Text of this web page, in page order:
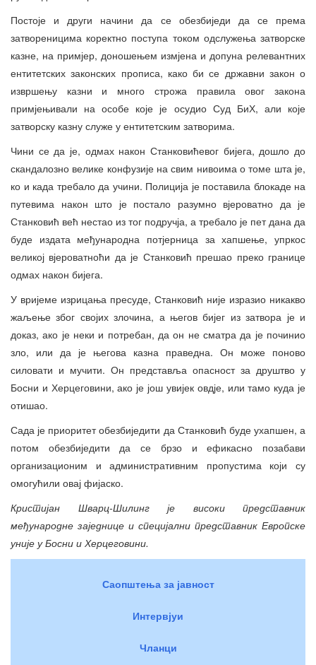
Постоје и други начини да се обезбиједи да се према
затвореницима коректно поступа током одслужења затворске
казне, на примјер, доношењем измјена и допуна релевантних
ентитетских законских прописа, како би се државни закон о
извршењу казни и много строжа правила овог закона
примјењивали на особе које је осудио Суд БиХ, али које
затворску казну служе у ентитетским затворима.
Чини се да је, одмах након Станковићевог бијега, дошло до
скандалозно велике конфузије на свим нивоима о томе шта је,
ко и када требало да учини. Полиција је поставила блокаде на
путевима након што је постало разумно вјероватно да је
Станковић већ нестао из тог подручја, а требало је пет дана да
буде издата међународна потјерница за хапшење, упркос
великој вјероватноћи да је Станковић прешао преко границе
одмах након бијега.
У вријеме изрицања пресуде, Станковић није изразио никакво
жаљење због својих злочина, а његов бијег из затвора је и
доказ, ако је неки и потребан, да он не сматра да је починио
зло, или да је његова казна праведна. Он може поново
силовати и мучити. Он представља опасност за друштво у
Босни и Херцеговини, ако је још увијек овдје, или тамо куда је
отишао.
Сада је приоритет обезбиједити да Станковић буде ухапшен, а
потом обезбиједити да се брзо и ефикасно позабави
организационим и административним пропустима који су
омогућили овај фијаско.
Кристијан Шварц-Шилинг је високи представник
међународне заједнице и специјални представник Европске
уније у Босни и Херцеговини.
Саопштења за јавност
Интервјуи
Чланци